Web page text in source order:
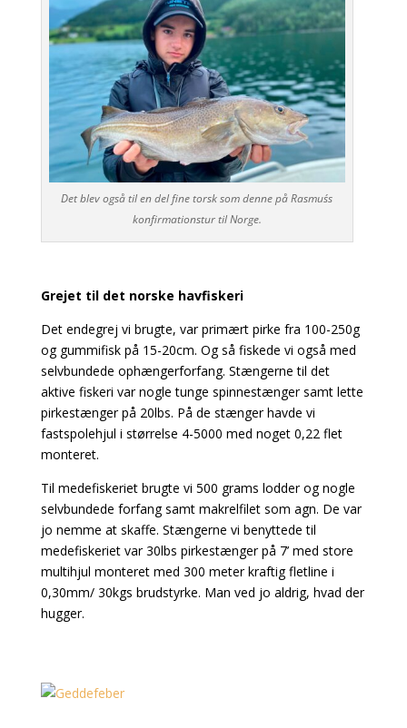
Det blev også til en del fine torsk som denne på Rasmus´s
konfirmationstur til Norge.
Grejet til det norske havfiskeri
Det endegrej vi brugte, var primært pirke fra 100-250g
og gummifisk på 15-20cm. Og så fiskede vi også med
selvbundede ophængerforfang. Stængerne til det
aktive fiskeri var nogle tunge spinnestænger samt lette
pirkestænger på 20lbs. På de stænger havde vi
fastspolehjul i størrelse 4-5000 med noget 0,22 flet
monteret.
Til medefiskeriet brugte vi 500 grams lodder og nogle
selvbundede forfang samt makrelfilet som agn. De var
jo nemme at skaffe. Stængerne vi benyttede til
medefiskeriet var 30lbs pirkestænger på 7’ med store
multihjul monteret med 300 meter kraftig fletline i
0,30mm/ 30kgs brudstyrke. Man ved jo aldrig, hvad der
hugger.